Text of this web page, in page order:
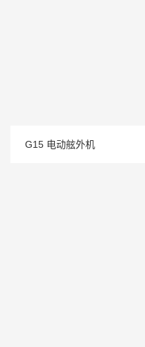
额定电压/电流：96V / 156Ah
G15 电动舷外机